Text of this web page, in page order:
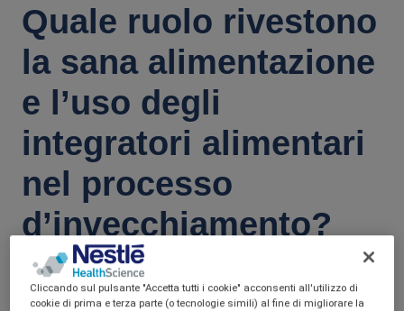
Quale ruolo rivestono
la sana alimentazione
e l’uso degli
integratori alimentari
nel processo
d’invecchiamento?
Dott.ssa Paola Salmaso
Cliccando sul pulsante "Accetta tutti i cookie" acconsenti all'utilizzo di
cookie di prima e terza parte (o tecnologie simili) al fine di migliorare la